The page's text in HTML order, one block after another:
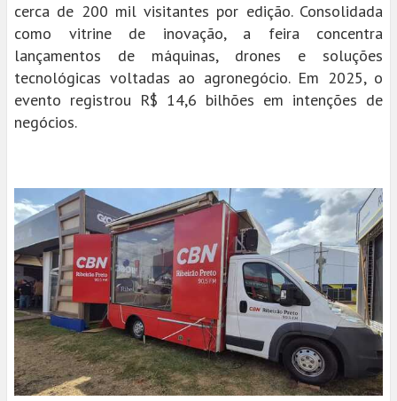
cerca de 200 mil visitantes por edição. Consolidada
como vitrine de inovação, a feira concentra
lançamentos de máquinas, drones e soluções
tecnológicas voltadas ao agronegócio. Em 2025, o
evento registrou R$ 14,6 bilhões em intenções de
negócios.